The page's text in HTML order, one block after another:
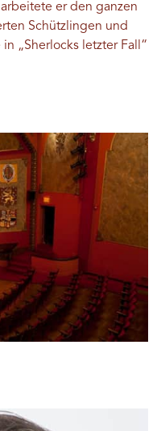
er den ganzen
Schützlingen und
„Sherlocks letzter Fall“